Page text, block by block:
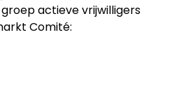
actieve vrijwilligers
Comité: